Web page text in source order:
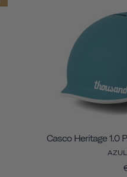
Casco Heritage 1.0